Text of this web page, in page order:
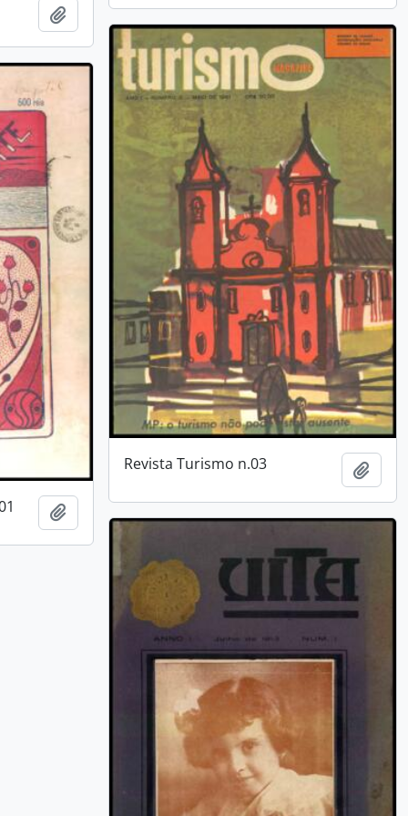
Add to clipboard
Revista Turismo n.03 Add
Add to clipboard